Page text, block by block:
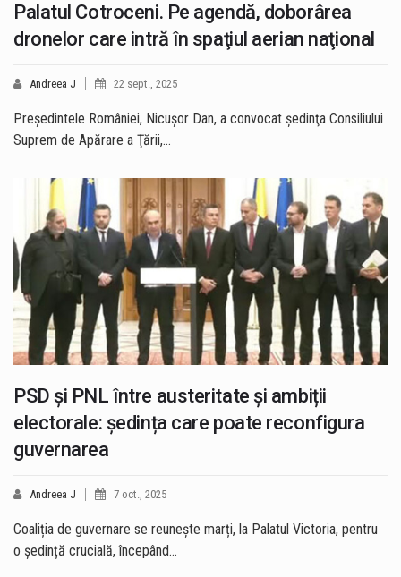
Palatul Cotroceni. Pe agendă, doborârea
dronelor care intră în spaţiul aerian naţional
Andreea J 22 sept., 2025
Preşedintele României, Nicuşor Dan, a convocat şedinţa Consiliului
Suprem de Apărare a Ţării,…
PSD și PNL între austeritate și ambiții
electorale: ședința care poate reconfigura
guvernarea
Andreea J 7 oct., 2025
Coaliția de guvernare se reunește marți, la Palatul Victoria, pentru
o ședință crucială, începând…